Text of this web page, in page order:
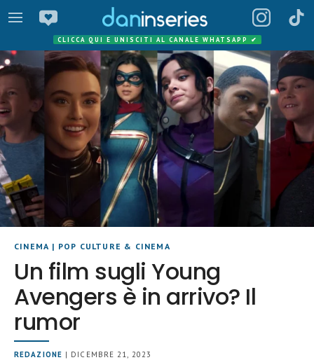
CLICCA QUI E UNISCITI AL CANALE WHATSAPP ✔
CINEMA | POP CULTURE & CINEMA
Un film sugli Young
Avengers è in arrivo? Il
rumor
REDAZIONE | DICEMBRE 21, 2023